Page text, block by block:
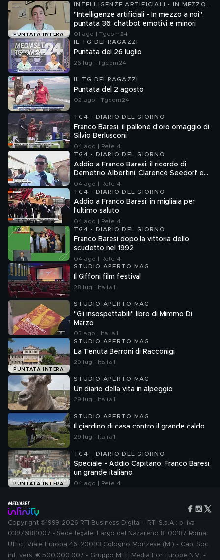
PUNTATA INTERA
INTELLIGENZE ARTIFICIALI - IN MEZZO
A NOI
"Intelligenze artificiali - In mezzo a noi",
puntata 36: chatbot emotivi e minori
01 ago | Tgcom24
IL TG DEI RAGAZZI
Puntata del 26 luglio
26 lug | Tgcom24
IL TG DEI RAGAZZI
Puntata del 2 agosto
02 ago | Tgcom24
TG4 - DIARIO DEL GIORNO
Franco Baresi, il pallone d'oro omaggio di
Silvio Berlusconi
04 ago | Rete 4
TG4 - DIARIO DEL GIORNO
Addio a Franco Baresi: il ricordo di
Demetrio Albertini, Clarence Seedorf e
Giovanni Galli
04 ago | Rete 4
TG4 - DIARIO DEL GIORNO
Addio a Franco Baresi: in migliaia per
l'ultimo saluto
04 ago | Rete 4
TG4 - DIARIO DEL GIORNO
Franco Baresi dopo la vittoria dello
scudetto nel 1992
04 ago | Rete 4
STUDIO APERTO MAG
Il Giffoni film festival
28 lug | Italia 1
STUDIO APERTO MAG
"Gli insospettabili" libro di Mimmo Di
Marzo
05 ago | Italia 1
PUNTATA INTERA
STUDIO APERTO MAG
La Tenuta Berroni di Racconigi
29 lug | Italia 1
STUDIO APERTO MAG
Un diario della vita in alpeggio
29 lug | Italia 1
STUDIO APERTO MAG
Il giardino di casa contro il grande caldo
29 lug | Italia 1
PUNTATA INTERA
TG4 - DIARIO DEL GIORNO
Speciale - Addio Capitano. Franco Baresi,
un grande italiano
04 ago | Rete 4
Copyright ©1999-2026 RTI Business Digital - RTI S.p.A.: p. iva
03976881007 - Sede legale: Largo del Nazareno 8, 00187 Roma.
Uffici: Viale Europa 46, 20093 Cologno Monzese (MI) - Cap. Soc.
int. vers. € 500.000.007 - Gruppo MFE Media For Europe N.V. -